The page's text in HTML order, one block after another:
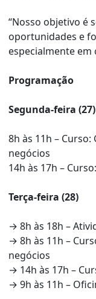
“Nosso objetivo é
oportunidades e
especialmente em
Programação
Segunda-feira (27)
8h às 11h –
negócios
14h às 17h –
Terça-feira (28)
→ 8h às 18h –
→ 8h às 11h –
negócios
→ 14h às 17h –
→ 9h às 11h –